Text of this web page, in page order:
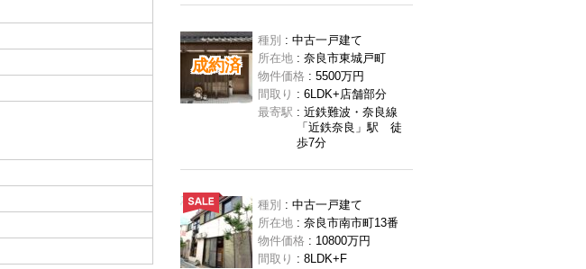
成約済
種別 : 中古一戸建て
所在地 : 奈良市東城戸町
物件価格 : 5500万円
間取り : 6LDK+店舗部分
最寄駅 : 近鉄難波・奈良線
「近鉄奈良」駅 徒
歩7分
種別 : 中古一戸建て
所在地 : 奈良市南市町13番
物件価格 : 10800万円
間取り : 8LDK+F